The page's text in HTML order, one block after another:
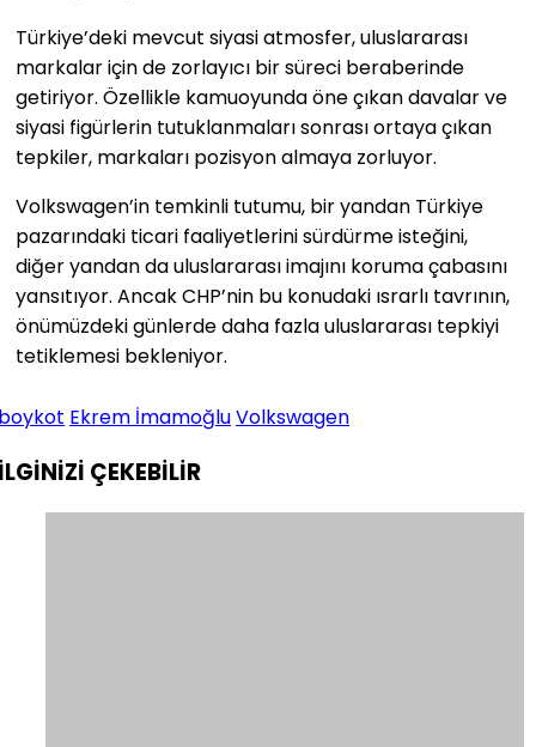
Türkiye’deki mevcut siyasi atmosfer, uluslararası
markalar için de zorlayıcı bir süreci beraberinde
getiriyor. Özellikle kamuoyunda öne çıkan davalar ve
siyasi figürlerin tutuklanmaları sonrası ortaya çıkan
tepkiler, markaları pozisyon almaya zorluyor.
Volkswagen’in temkinli tutumu, bir yandan Türkiye
pazarındaki ticari faaliyetlerini sürdürme isteğini,
diğer yandan da uluslararası imajını koruma çabasını
yansıtıyor. Ancak CHP’nin bu konudaki ısrarlı tavrının,
önümüzdeki günlerde daha fazla uluslararası tepkiyi
tetiklemesi bekleniyor.
Ekrem İmamoğluVolkswagen
ÇEKEBİLİR